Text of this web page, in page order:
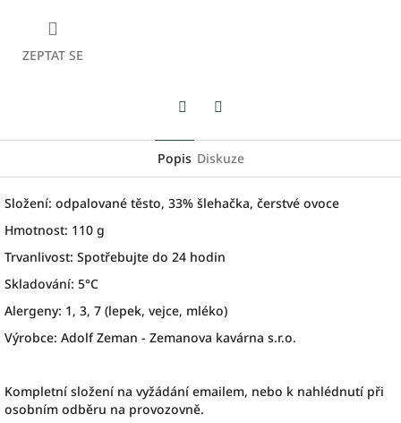
ZEPTAT SE
Popis Diskuze
Složení: odpalované těsto, 33% šlehačka, čerstvé ovoce
Hmotnost: 110 g
Trvanlivost: Spotřebujte do 24 hodin
Skladování: 5°C
Alergeny: 1, 3, 7 (lepek, vejce, mléko)
Výrobce: Adolf Zeman - Zemanova kavárna s.r.o.
Kompletní složení na vyžádání emailem, nebo k nahlédnutí při
osobním odběru na provozovně.